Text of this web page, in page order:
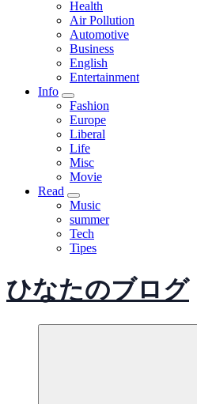
Health
Air Pollution
Automotive
Business
English
Entertainment
Info
Fashion
Europe
Liberal
Life
Misc
Movie
Read
Music
summer
Tech
Tipes
ひなたのブログ